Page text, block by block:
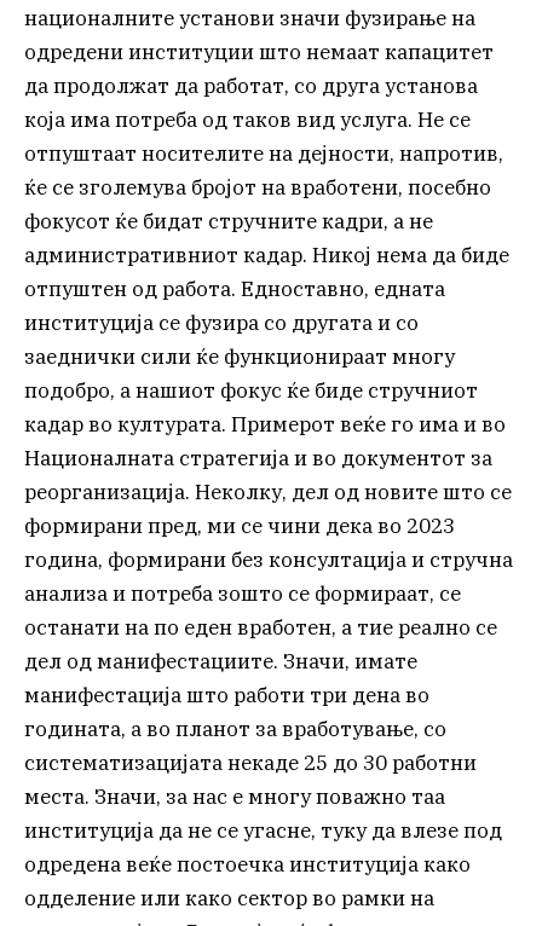
националните установи значи фузирање на
одредени институции што немаат капацитет
да продолжат да работат, со друга установа
која има потреба од таков вид услуга. Не се
отпуштаат носителите на дејности, напротив,
ќе се зголемува бројот на вработени, посебно
фокусот ќе бидат стручните кадри, а не
административниот кадар. Никој нема да биде
отпуштен од работа. Едноставно, едната
институција се фузира со другата и со
заеднички сили ќе функционираат многу
подобро, а нашиот фокус ќе биде стручниот
кадар во културата. Примерот веќе го има и во
Националната стратегија и во документот за
реорганизација. Неколку, дел од новите што се
формирани пред, ми се чини дека во 2023
година, формирани без консултација и стручна
анализа и потреба зошто се формираат, се
останати на по еден вработен, а тие реално се
дел од манифестациите. Значи, имате
манифестација што работи три дена во
годината, а во планот за вработување, со
систематизацијата некаде 25 до 30 работни
места. Значи, за нас е многу поважно таа
институција да не се угасне, туку да влезе под
одредена веќе постоечка институција како
одделение или како сектор во рамки на